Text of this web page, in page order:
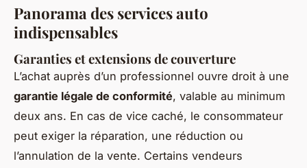
Panorama des services auto
indispensables
Garanties et extensions de couverture
L’achat auprès d’un professionnel ouvre droit à une
garantie légale de conformité, valable au minimum
deux ans. En cas de vice caché, le consommateur
peut exiger la réparation, une réduction ou
l’annulation de la vente. Certains vendeurs